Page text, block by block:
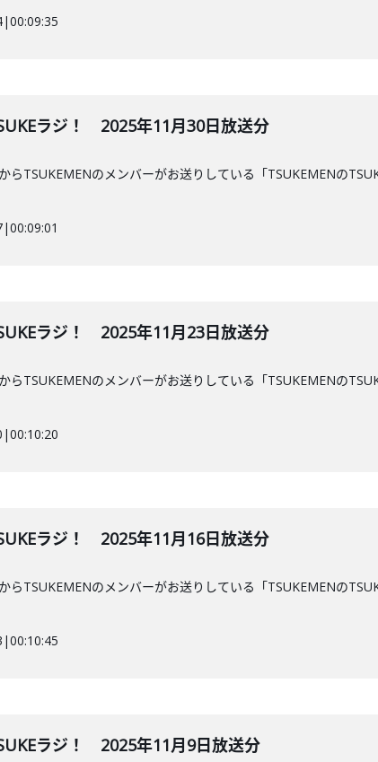
|00:09:35
ラジ！ 2025年11月30日放送分
らTSUKEMENのメンバーがお送りしている「TSUKEMENの
|00:09:01
ラジ！ 2025年11月23日放送分
らTSUKEMENのメンバーがお送りしている「TSUKEMENの
|00:10:20
ラジ！ 2025年11月16日放送分
らTSUKEMENのメンバーがお送りしている「TSUKEMENの
|00:10:45
ラジ！ 2025年11月9日放送分